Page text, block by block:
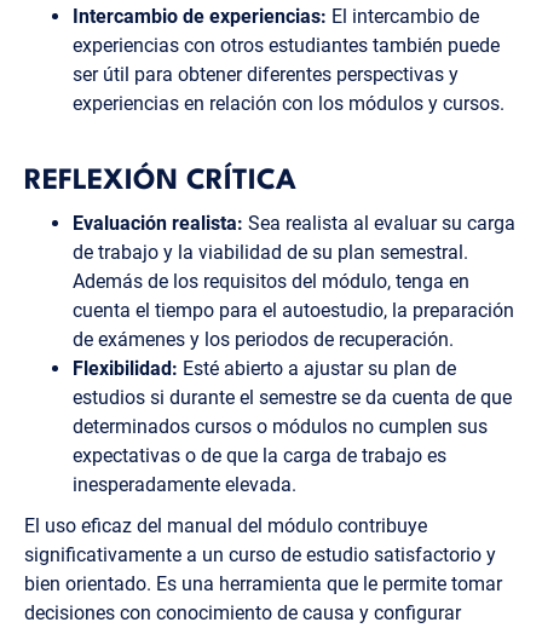
Intercambio de experiencias: El intercambio de
experiencias con otros estudiantes también puede
ser útil para obtener diferentes perspectivas y
experiencias en relación con los módulos y cursos.
REFLEXIÓN CRÍTICA
Evaluación realista: Sea realista al evaluar su carga
de trabajo y la viabilidad de su plan semestral.
Además de los requisitos del módulo, tenga en
cuenta el tiempo para el autoestudio, la preparación
de exámenes y los periodos de recuperación.
Flexibilidad: Esté abierto a ajustar su plan de
estudios si durante el semestre se da cuenta de que
determinados cursos o módulos no cumplen sus
expectativas o de que la carga de trabajo es
inesperadamente elevada.
El uso eficaz del manual del módulo contribuye
significativamente a un curso de estudio satisfactorio y
bien orientado. Es una herramienta que le permite tomar
decisiones con conocimiento de causa y configurar